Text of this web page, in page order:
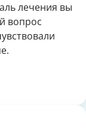
лечения вы
вопрос